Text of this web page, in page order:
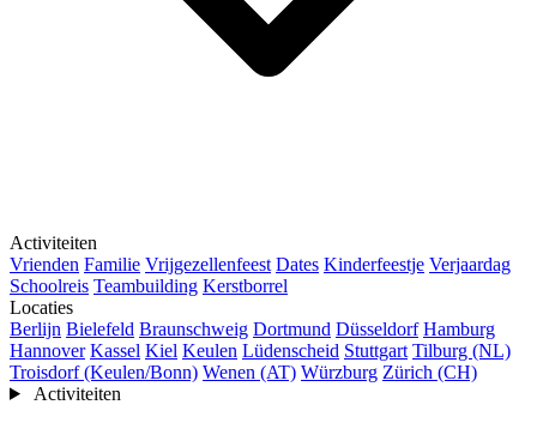
Activiteiten
Vrienden Familie Vrijgezellenfeest Dates Kinderfeestje Verjaardag
Schoolreis Teambuilding Kerstborrel
Locaties
Berlijn Bielefeld Braunschweig Dortmund Düsseldorf Hamburg
Hannover Kassel Kiel Keulen Lüdenscheid Stuttgart Tilburg (NL)
Troisdorf (Keulen/Bonn) Wenen (AT) Würzburg Zürich (CH)
Activiteiten